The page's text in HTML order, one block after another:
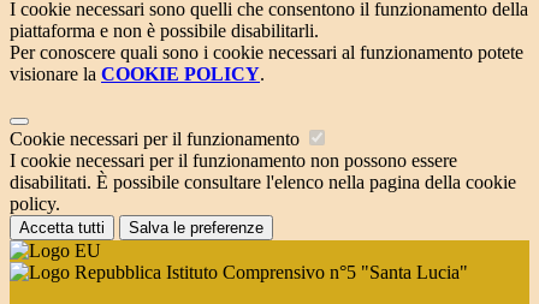
I cookie necessari sono quelli che consentono il funzionamento della
piattaforma e non è possibile disabilitarli.
Per conoscere quali sono i cookie necessari al funzionamento potete
visionare la COOKIE POLICY.
Cookie necessari per il funzionamento
I cookie necessari per il funzionamento non possono essere
disabilitati. È possibile consultare l'elenco nella pagina della cookie
policy.
Accetta tutti Salva le preferenze
Istituto Comprensivo n°5 "Santa Lucia"